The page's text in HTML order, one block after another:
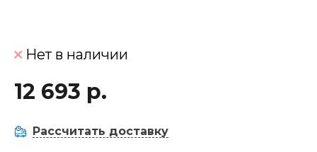
Нет в наличии
12 693 р.
Рассчитать доставку